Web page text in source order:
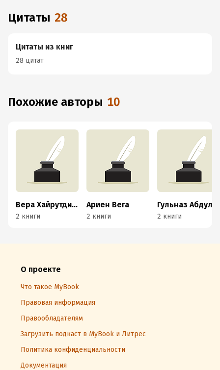
уникальность
через внешний
Цитаты 28
Цитаты из книг
28 цитат
Похожие авторы 10
Вера Хайрутдинова
2 книги
Ариен Вега
2 книги 2 книги
О проекте
Что такое MyBook
Правовая информация
Правообладателям
Загрузить подкаст в MyBook и Литрес
Политика конфиденциальности
Документация